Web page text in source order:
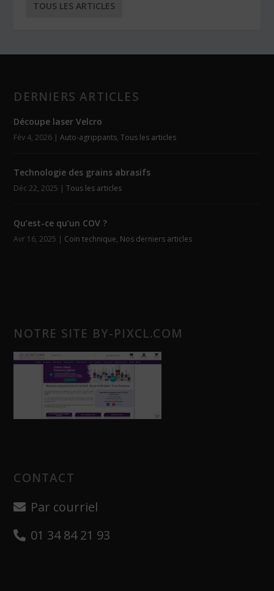
TOUS LES ARTICLES
DERNIERS ARTICLES
Découpe laser Velcro
Fév 4, 2026 |Auto-agrippants,Tous les articles
Technologie des grains abrasifs
Déc 22, 2025 |Tous les articles
Qu’est-ce qu’un COV ?
Avr 16, 2025 | Coin technique, Nos derniers articles
NOTRE SITE BY-PIXCL.COM
CONTACT
Par courriel
01 34 84 21 93